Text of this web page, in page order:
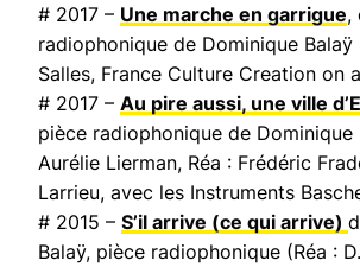
# 2017 – Une marche en garrigue,
radiophonique de Dominique Balaÿ
Salles, France Culture Creation on
# 2017 – Au pire aussi, une ville
pièce radiophonique de Dominique
Aurélie Lierman, Réa : Frédéric
Larrieu, avec les Instruments
# 2015 – S’il arrive (ce qui arrive)
Balaÿ, pièce radiophonique (Réa :